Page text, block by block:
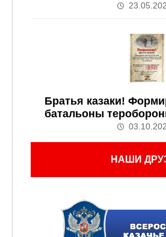
Братья казаки!
батальоны
НАШИ